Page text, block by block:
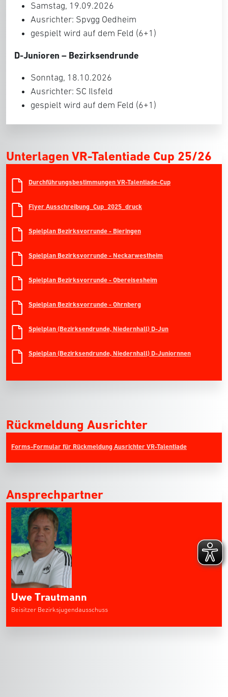
Samstag, 19.09.2026
Ausrichter: Spvgg Oedheim
gespielt wird auf dem Feld (6+1)
D-Junioren – Bezirksendrunde
Sonntag, 18.10.2026
Ausrichter: SC Ilsfeld
gespielt wird auf dem Feld (6+1)
Unterlagen VR-Talentiade Cup 25/26
Durchführungsbestimmungen VR-Talentiade-Cup
Flyer Ausschreibung_Cup_2025_druck
Spielplan Bezirksvorrunde - Bieringen
Spielplan Bezirksvorrunde - Neckarwestheim
Spielplan Bezirksvorrunde - Obereisesheim
Spielplan Bezirksvorrunde - Ohrnberg
Spielplan (Bezirksendrunde, Niedernhall) D-Jun
Spielplan (Bezirksendrunde, Niedernhall) D-Juniornnen
Rückmeldung Ausrichter
Forms-Formular für Rückmeldung Ausrichter VR-Talentiade
Ansprechpartner
Uwe Trautmann
Beisitzer Bezirksjugendausschuss